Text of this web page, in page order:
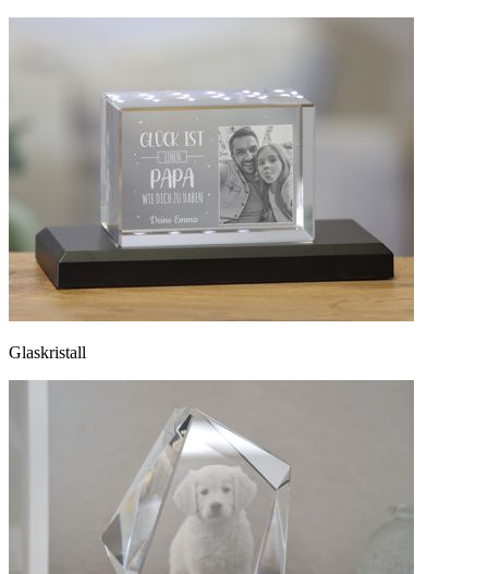
Glaskristall